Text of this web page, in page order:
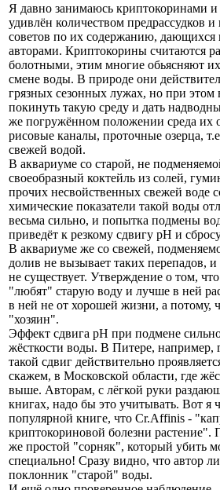
Я давно занимаюсь криптокоринами и
удивлён количеством предрассудков
советов по их содержанию, дающихся
авторами. Криптокорины считаются
болотными, этим многие обьясняют их
смене воды. В природе они
грязных сезонных лужах, но при этом
покинуть такую среду и дать
же погружённом положении среда их
рисовые каналы, проточные озерца,
свежей водой.
В аквариуме со старой, не
своеобразный коктейль из солей,
прочих несвойственных свежей воде
химические показатели такой воды
весьма сильно, и попытка подмены
приведёт к резкому сдвигу pH и
В аквариуме же со свежей,
долив не вызывает таких перепадов,
не существует. Утверждение о том,
"любят" старую воду и лучше в ней
в ней не от хорошей жизни, а потому,
"хозяин".
Эффект сдвига pH при подмене
жёсткости воды. В Питере, например,
такой сдвиг действительно
скажем, в Московской области, где
выше. Авторам, с лёгкой руки
книгах, надо бы это учитывать. Вот я
популярной книге, что Cr.Affinis -
криптокориновой болезни растение".
же простой "сорняк", который убить
специально! Сразу видно, что автор
поклонник "старой" воды.